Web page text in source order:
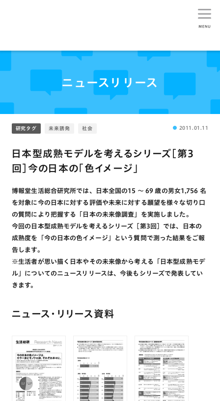
ニュースリリース
研究タグ 未来誘発 社会 2011.01.11
日本型成熟モデルを考えるシリーズ[第3
回]今の日本の「色イメージ」
博報堂生活総合研究所では、日本全国の15 〜 69 歳の男女1,756 名
を対象に今の日本に対する評価や未来に対する願望を様々な切り口
の質問により把握する「日本の未来像調査」を実施しました。
今回の日本型成熟モデルを考えるシリーズ［第3回］では、日本の
成熟度を「今の日本の色イメージ」という質問で測った結果をご報
告します。
※生活者が思い描く日本やその未来像から考える「日本型成熟モデ
ル」についてのニュースリリースは、今後もシリーズで発表してい
きます。
ニュース・リリース資料